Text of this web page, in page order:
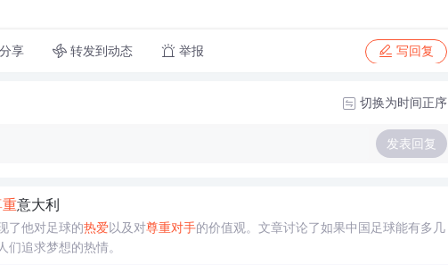
分享 转发到动态 举报 写回复
切换为时间正序
发表回复
意大利
了他对足球的热爱以及对尊重对手的价值观。文章讨论了如果中国足球能有多几
追求梦想的热情。